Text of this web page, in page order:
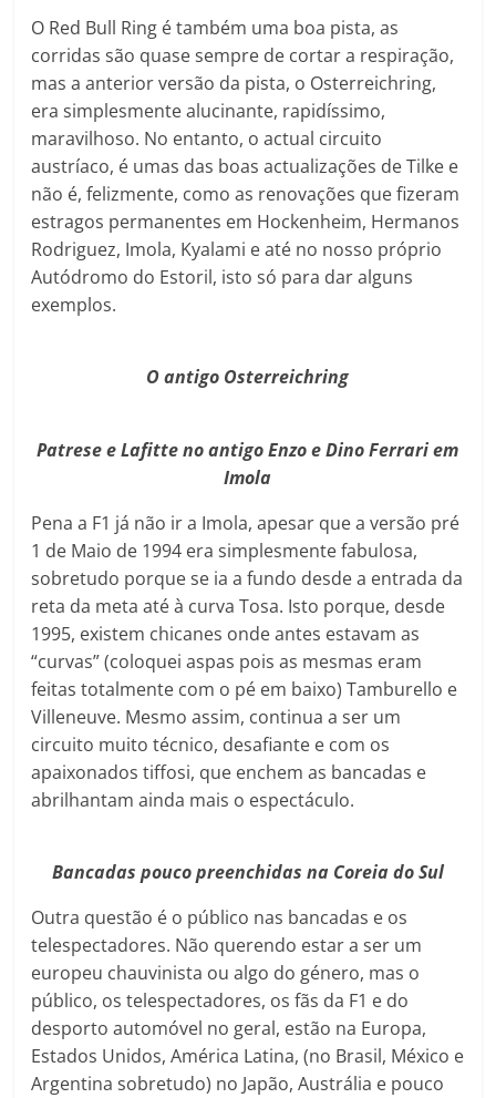
O Red Bull Ring é também uma boa pista, as
corridas são quase sempre de cortar a respiração,
mas a anterior versão da pista, o Osterreichring,
era simplesmente alucinante, rapidíssimo,
maravilhoso. No entanto, o actual circuito
austríaco, é umas das boas actualizações de Tilke e
não é, felizmente, como as renovações que fizeram
estragos permanentes em Hockenheim, Hermanos
Rodriguez, Imola, Kyalami e até no nosso próprio
Autódromo do Estoril, isto só para dar alguns
exemplos.
O antigo Osterreichring
Patrese e Lafitte no antigo Enzo e Dino Ferrari em
Imola
Pena a F1 já não ir a Imola, apesar que a versão pré
1 de Maio de 1994 era simplesmente fabulosa,
sobretudo porque se ia a fundo desde a entrada da
reta da meta até à curva Tosa. Isto porque, desde
1995, existem chicanes onde antes estavam as
“curvas” (coloquei aspas pois as mesmas eram
feitas totalmente com o pé em baixo) Tamburello e
Villeneuve. Mesmo assim, continua a ser um
circuito muito técnico, desafiante e com os
apaixonados tiffosi, que enchem as bancadas e
abrilhantam ainda mais o espectáculo.
Bancadas pouco preenchidas na Coreia do Sul
Outra questão é o público nas bancadas e os
telespectadores. Não querendo estar a ser um
europeu chauvinista ou algo do género, mas o
público, os telespectadores, os fãs da F1 e do
desporto automóvel no geral, estão na Europa,
Estados Unidos, América Latina, (no Brasil, México e
Argentina sobretudo) no Japão, Austrália e pouco